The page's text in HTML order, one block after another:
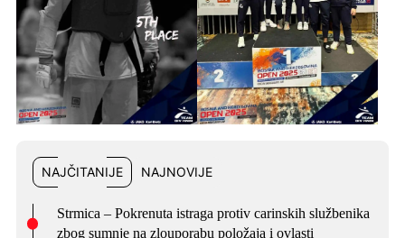
NAJČITANIJE NAJNOVIJE
Strmica – Pokrenuta istraga protiv carinskih službenika
zbog sumnje na zlouporabu položaja i ovlasti